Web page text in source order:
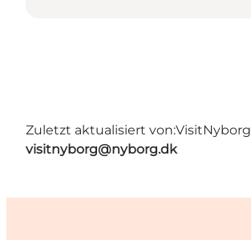
Zuletzt aktualisiert von:VisitNyborg
visitnyborg@nyborg.dk